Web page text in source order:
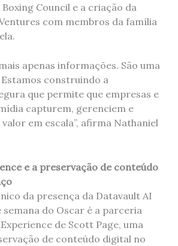
Council e a criação da
com membros da família
apenas informações. São uma
Estamos construindo a
que permite que empresas e
capturem, gerenciem e
em escala”, afirma Nathaniel
e a preservação de conteúdo
da presença da Datavault AI
do Oscar é a parceria
de Scott Page, uma
de conteúdo digital no